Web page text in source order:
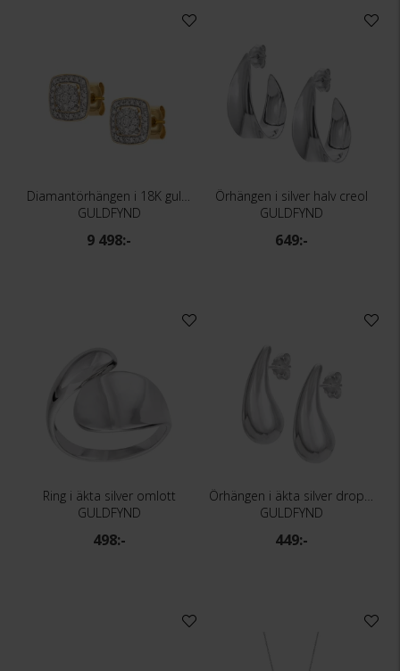
Diamantörhängen i 18K guld - Halo
GULDFYND
9 498:-
Örhängen i silver halv creol
GULDFYND
649:-
Ring i äkta silver omlott
GULDFYND
498:-
Örhängen i äkta silver droppform
GULDFYND
449:-